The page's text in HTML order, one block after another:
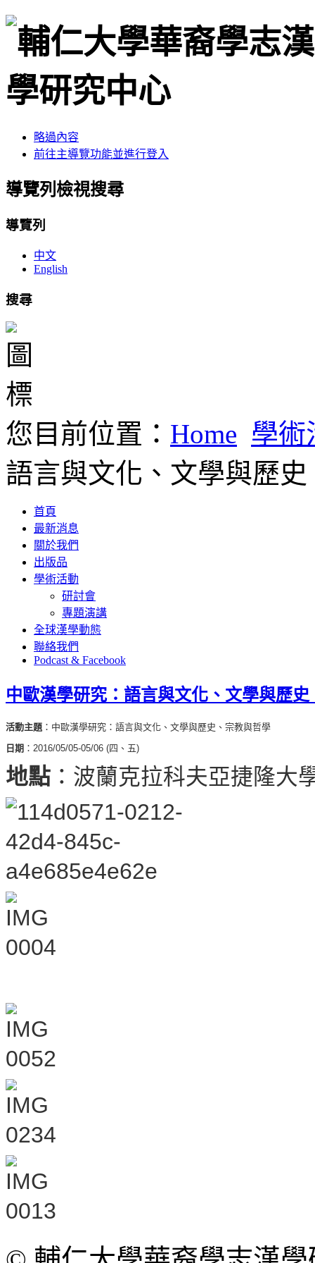
略過內容
前往主導覽功能並進行登入
導覽列檢視搜尋
導覽列
中文
English
搜尋
您目前位置： Home 學術
語言與文化、文學與歷
首頁
最新消息
關於我們
出版品
學術活動
研討會
專題演講
全球漢學動態
聯絡我們
Podcast & Facebook
中歐漢學研究：語言與文化、文學與歷
活動主題 ：中歐漢學研究：語言與文化、文學與歷史、宗教與哲學
日期 ：2016/05/05-05/06 (四、五)
地點 ：波蘭克拉科夫亞捷隆大